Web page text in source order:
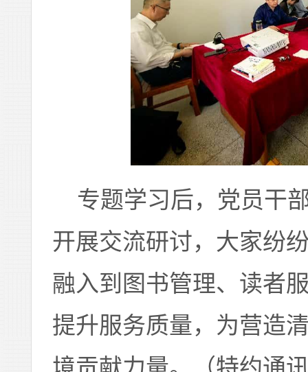
专题学习后，党员干
开展交流研讨，大家纷
融入到图书管理、读者
提升服务质量，为营造